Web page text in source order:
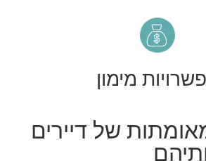
מימון
של דיירים